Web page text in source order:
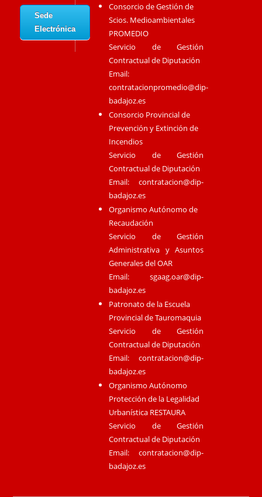
Sede
Electrónica
Consorcio de Gestión de
Scios. Medioambientales
PROMEDIO
Servicio de Gestión
Contractual de Diputación
Email:
contratacionpromedio@dip-
badajoz.es
Consorcio Provincial de
Prevención y Extinción de
Incendios
Servicio de Gestión
Contractual de Diputación
Email:contratacion@dip-
badajoz.es
Organismo Autónomo de
Recaudación
Servicio de Gestión
Administrativa y Asuntos
Generales del OAR
Email:sgaag.oar@dip-
badajoz.es
Patronato de la Escuela
Provincial de Tauromaquia
Servicio de Gestión
Contractual de Diputación
Email:contratacion@dip-
badajoz.es
Organismo Autónomo
Protección de la Legalidad
Urbanística RESTAURA
Servicio de Gestión
Contractual de Diputación
Email:contratacion@dip-
badajoz.es